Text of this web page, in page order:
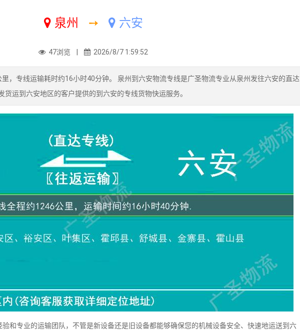
泉州 ➙ 六安
47浏览 | 2026/8/7 1:59:52
，专线运输耗时约16小时40分钟。 泉州到六安物流专线是广圣物流专业从泉州发往六安的直达
运到六安地区的客户提供的到六安的专线货物快运服务。
和专业的运输团队，不管是新设备还是旧设备都能够确保您的机械设备安全、快速地运送到六